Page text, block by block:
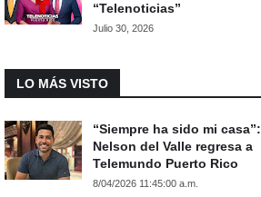
“Telenoticias”
Julio 30, 2026
LO MÁS VISTO
“Siempre ha sido mi casa”:
Nelson del Valle regresa a
Telemundo Puerto Rico
8/04/2026 11:45:00 a.m.